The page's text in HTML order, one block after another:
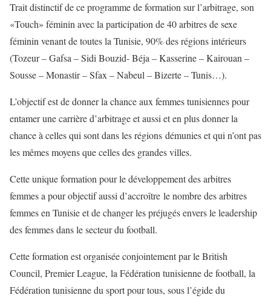
Trait distinctif de ce programme de formation sur l’arbitrage, son
«Touch» féminin avec la participation de 40 arbitres de sexe
féminin venant de toutes la Tunisie, 90% des régions intérieurs
(Tozeur – Gafsa – Sidi Bouzid- Béja – Kasserine – Kairouan –
Sousse – Monastir – Sfax – Nabeul – Bizerte – Tunis…).
L’objectif est de donner la chance aux femmes tunisiennes pour
entamer une carrière d’arbitrage et aussi et en plus donner la
chance à celles qui sont dans les régions démunies et qui n’ont pas
les mêmes moyens que celles des grandes villes.
Cette unique formation pour le développement des arbitres
femmes a pour objectif aussi d’accroître le nombre des arbitres
femmes en Tunisie et de changer les préjugés envers le leadership
des femmes dans le secteur du football.
Cette formation est organisée conjointement par le British
Council, Premier League, la Fédération tunisienne de football, la
Fédération tunisienne du sport pour tous, sous l’égide du